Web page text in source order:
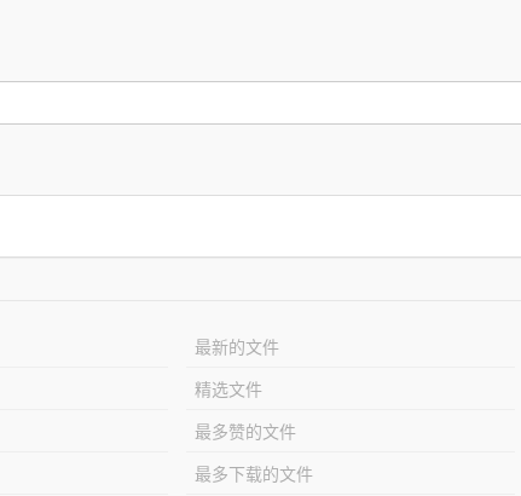
最新的文件
精选文件
最多赞的文件
最多下载的文件